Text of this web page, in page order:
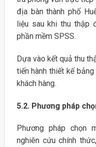
địa bàn thành phố
liệu sau khi thu thập
phần mềm SPSS.
Dựa vào kết quả thu
tiến hành thiết kế
khách hàng.
5.2. Phương pháp
Phương pháp chọn
nghiên cứu chính